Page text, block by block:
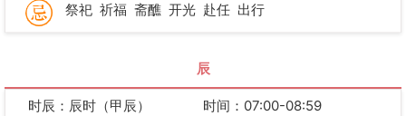
祭祀 祈福 斋醮 开光 赴任 出行
辰
时辰：辰时（甲辰）
时间：07:00-08:59